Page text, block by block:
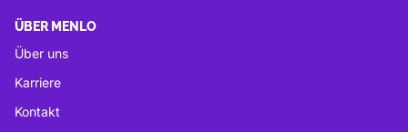
ÜBER MENLO
Über uns
Karriere
Kontakt